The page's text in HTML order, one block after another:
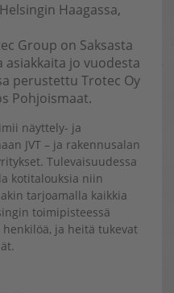
Haagassa,
Group on Saksasta
asiakkaita jo vuodesta
perustettu Trotec Oy
Pohjoismaat.
näyttely- ja
JVT – ja rakennusalan
Tulevaisuudessa
kotitalouksia niin
tarjoamalla kaikkia
toimipisteessä
ja heitä tukevat